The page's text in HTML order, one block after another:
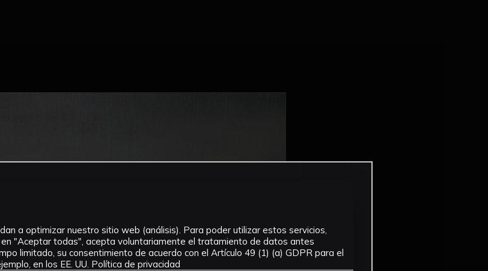
a optimizar nuestro sitio web (análisis). Para poder utilizar estos servicios,
"Aceptar todas", acepta voluntariamente el tratamiento de datos antes
limitado, su consentimiento de acuerdo con el Artículo 49 (1) (a) GDPR para el
en los EE. UU. Política de privacidad